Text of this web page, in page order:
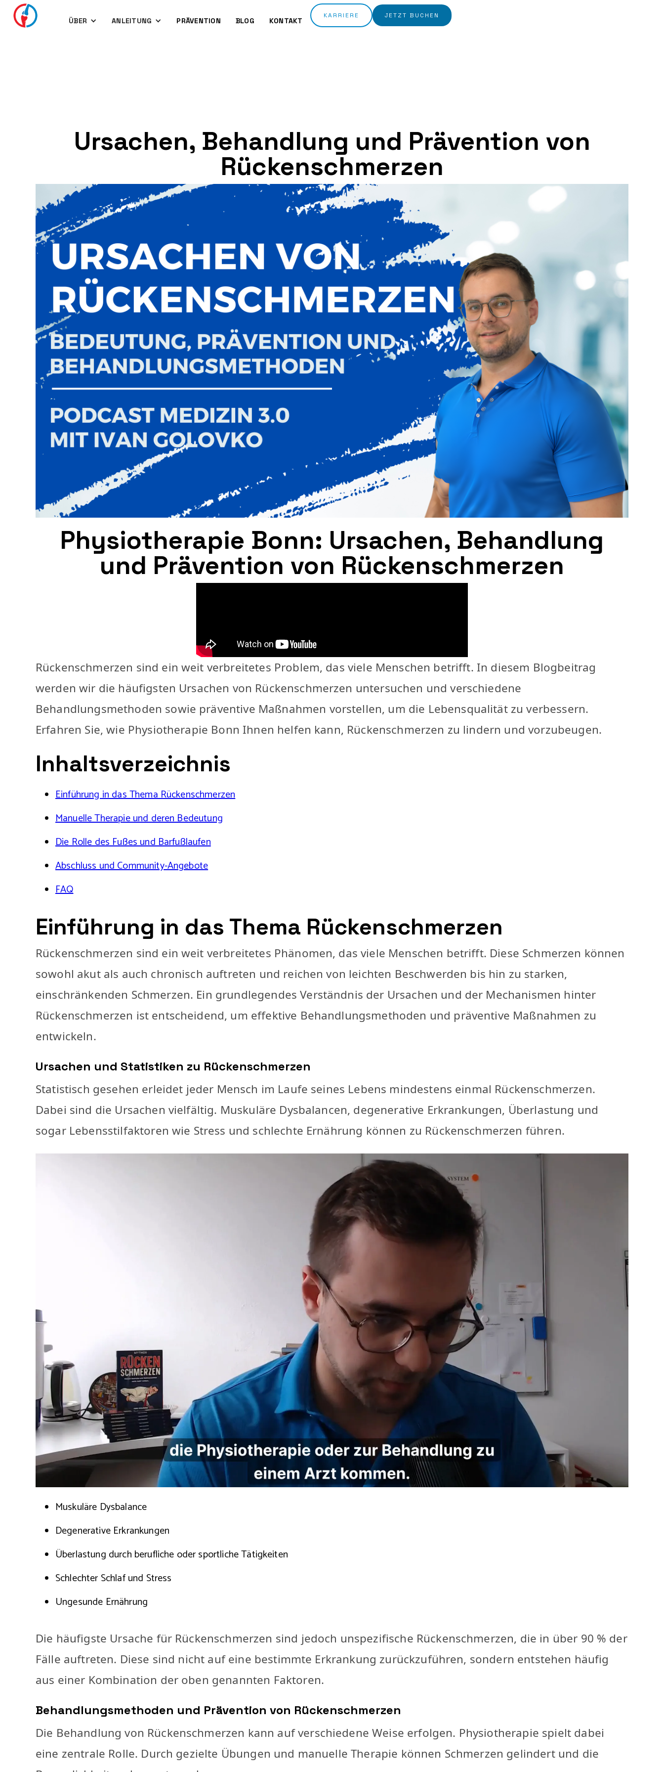
ÜBER ANLEITUNG PRÄVENTION BLOG KONTAKT
KARRIERE JETZT BUCHEN
Ursachen, Behandlung und Prävention von
Rückenschmerzen
Physiotherapie Bonn: Ursachen, Behandlung
und Prävention von Rückenschmerzen
Rückenschmerzen sind ein weit verbreitetes Problem, das viele Menschen betrifft. In diesem Blogbeitrag
werden wir die häufigsten Ursachen von Rückenschmerzen untersuchen und verschiedene
Behandlungsmethoden sowie präventive Maßnahmen vorstellen, um die Lebensqualität zu verbessern.
Erfahren Sie, wie Physiotherapie Bonn Ihnen helfen kann, Rückenschmerzen zu lindern und vorzubeugen.
Inhaltsverzeichnis
Einführung in das Thema Rückenschmerzen
Manuelle Therapie und deren Bedeutung
Die Rolle des Fußes und Barfußlaufen
Abschluss und Community-Angebote
FAQ
Einführung in das Thema Rückenschmerzen
Rückenschmerzen sind ein weit verbreitetes Phänomen, das viele Menschen betrifft. Diese Schmerzen können
sowohl akut als auch chronisch auftreten und reichen von leichten Beschwerden bis hin zu starken,
einschränkenden Schmerzen. Ein grundlegendes Verständnis der Ursachen und der Mechanismen hinter
Rückenschmerzen ist entscheidend, um effektive Behandlungsmethoden und präventive Maßnahmen zu
entwickeln.
Ursachen und Statistiken zu Rückenschmerzen
Statistisch gesehen erleidet jeder Mensch im Laufe seines Lebens mindestens einmal Rückenschmerzen.
Dabei sind die Ursachen vielfältig. Muskuläre Dysbalancen, degenerative Erkrankungen, Überlastung und
sogar Lebensstilfaktoren wie Stress und schlechte Ernährung können zu Rückenschmerzen führen.
Muskuläre Dysbalance
Degenerative Erkrankungen
Überlastung durch berufliche oder sportliche Tätigkeiten
Schlechter Schlaf und Stress
Ungesunde Ernährung
Die häufigste Ursache für Rückenschmerzen sind jedoch unspezifische Rückenschmerzen, die in über 90 % der
Fälle auftreten. Diese sind nicht auf eine bestimmte Erkrankung zurückzuführen, sondern entstehen häufig
aus einer Kombination der oben genannten Faktoren.
Behandlungsmethoden und Prävention von Rückenschmerzen
Die Behandlung von Rückenschmerzen kann auf verschiedene Weise erfolgen. Physiotherapie spielt dabei
eine zentrale Rolle. Durch gezielte Übungen und manuelle Therapie können Schmerzen gelindert und die